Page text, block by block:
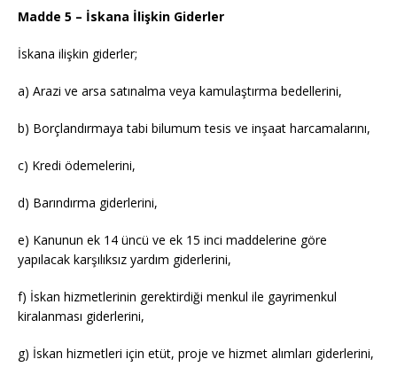
Madde 5 – İskana İlişkin Giderler
İskana ilişkin giderler;
a) Arazi ve arsa satınalma veya kamulaştırma bedellerini,
b) Borçlandırmaya tabi bilumum tesis ve inşaat harcamalarını,
c) Kredi ödemelerini,
d) Barındırma giderlerini,
e) Kanunun ek 14 üncü ve ek 15 inci maddelerine göre
yapılacak karşılıksız yardım giderlerini,
f) İskan hizmetlerinin gerektirdiği menkul ile gayrimenkul
kiralanması giderlerini,
g) İskan hizmetleri için etüt, proje ve hizmet alımları giderlerini,